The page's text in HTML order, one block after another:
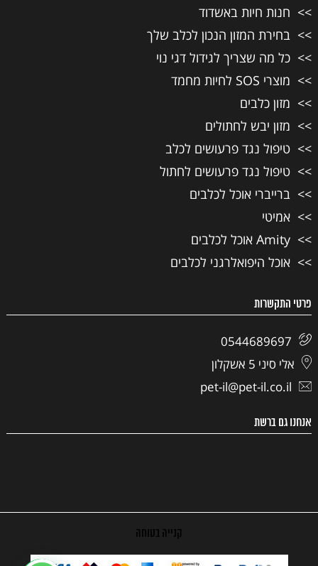
חנות חיות באשדוד
בחירת המזון הנכון לכלב שלך
כל מה שצריך לגידול דגי נוי
מוצרי SOS לחיות מחמד
מזון כלבים
מזון יבש לחתולים
טיפול נגד פרעושים לכלב
טיפול נגד פרעושים לחתול
ברייברי אוכל לכלבים
אמיטי
Amity אוכל לכלבים
אוכל היפואלרגני לכלבים
פרטי התקשרות
0544689697
אלי סיני 5 אשקלון
pet-il@pet-il.co.il
אנחנו גם ברשת
קנייה בטוחה